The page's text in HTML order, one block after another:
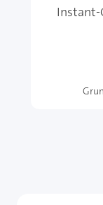
Instant-